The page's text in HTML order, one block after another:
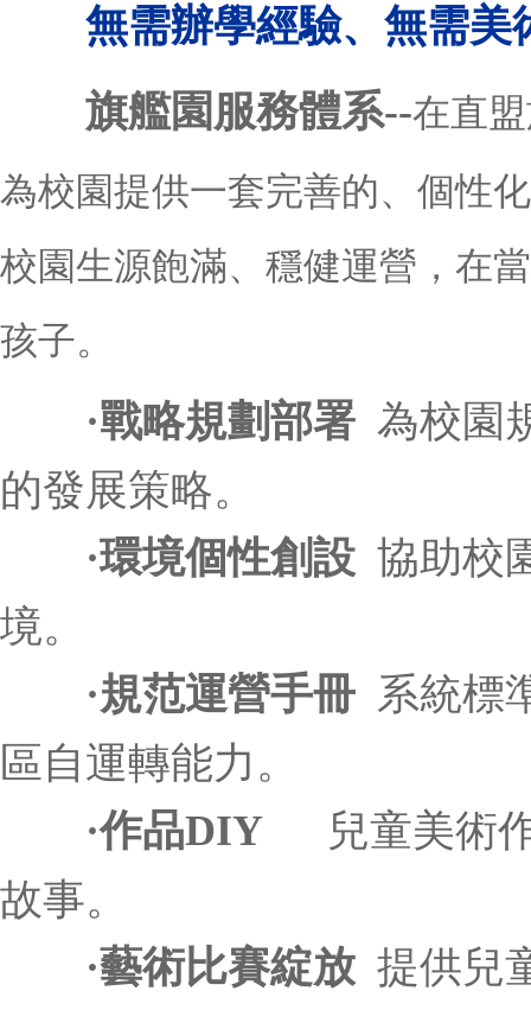
無需辦學經驗、無需
旗艦園服務體系--在直
為校園提供一套完善的、個性
校園生源飽滿、穩健運營，在
孩子。
·戰略規劃部署 為校園
的發展策略。
·環境個性創設 協助校
境。
·規范運營手冊 系統標
區自運轉能力。
·作品DIY 兒童美術作
故事。
·藝術比賽綻放 提供兒